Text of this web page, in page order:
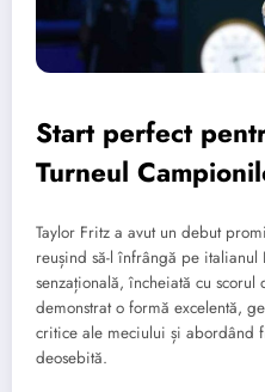
Start perfect
Turneul
Taylor Fritz a avut un debut
reușind să-l înfrângă pe italianul
senzațională, încheiată cu
demonstrat o formă excelentă,
critice ale meciului și abordând
deosebită.